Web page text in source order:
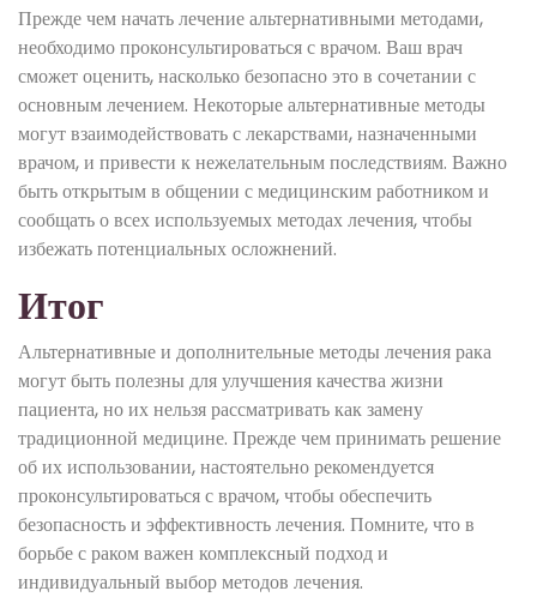
Прежде чем начать лечение альтернативными методами,
необходимо проконсультироваться с врачом. Ваш врач
сможет оценить, насколько безопасно это в сочетании с
основным лечением. Некоторые альтернативные методы
могут взаимодействовать с лекарствами, назначенными
врачом, и привести к нежелательным последствиям. Важно
быть открытым в общении с медицинским работником и
сообщать о всех используемых методах лечения, чтобы
избежать потенциальных осложнений.
Итог
Альтернативные и дополнительные методы лечения рака
могут быть полезны для улучшения качества жизни
пациента, но их нельзя рассматривать как замену
традиционной медицине. Прежде чем принимать решение
об их использовании, настоятельно рекомендуется
проконсультироваться с врачом, чтобы обеспечить
безопасность и эффективность лечения. Помните, что в
борьбе с раком важен комплексный подход и
индивидуальный выбор методов лечения.